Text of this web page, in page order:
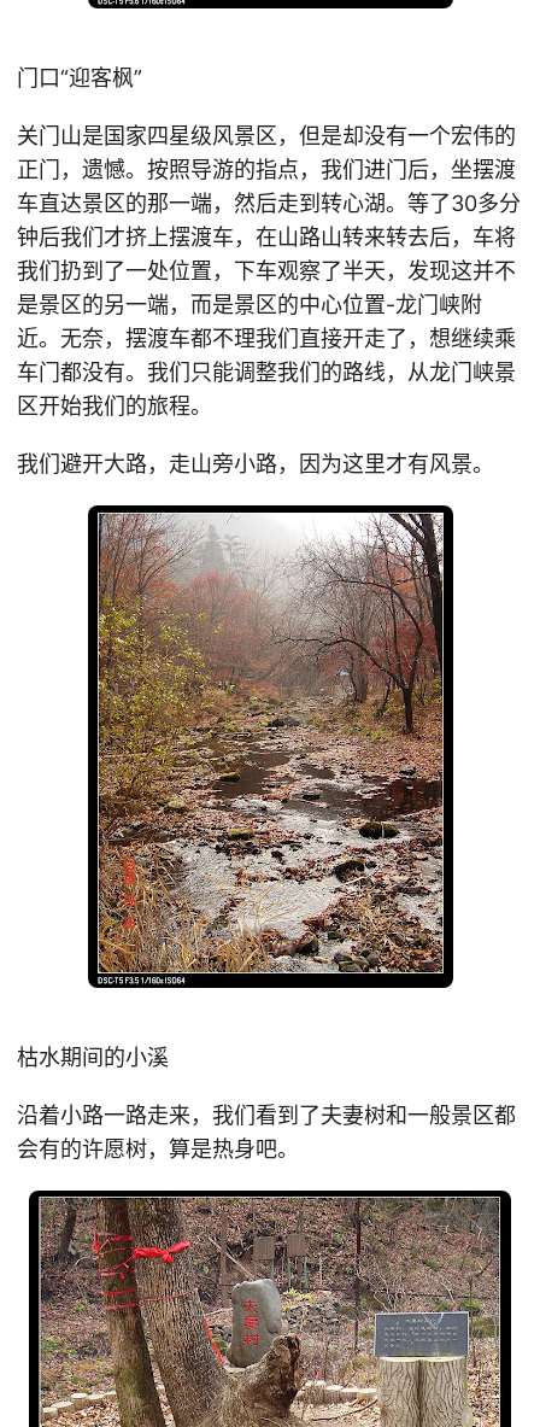
门口“迎客枫”
关门山是国家四星级风景区，但是却没有一个宏伟的
正门，遗憾。按照导游的指点，我们进门后，坐摆渡
车直达景区的那一端，然后走到转心湖。等了30多分
钟后我们才挤上摆渡车，在山路山转来转去后，车将
我们扔到了一处位置，下车观察了半天，发现这并不
是景区的另一端，而是景区的中心位置-龙门峡附
近。无奈，摆渡车都不理我们直接开走了，想继续乘
车门都没有。我们只能调整我们的路线，从龙门峡景
区开始我们的旅程。
我们避开大路，走山旁小路，因为这里才有风景。
枯水期间的小溪
沿着小路一路走来，我们看到了夫妻树和一般景区都
会有的许愿树，算是热身吧。